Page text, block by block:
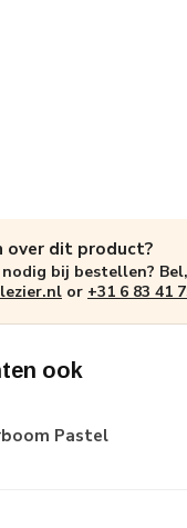
over dit product?
bij bestellen?
or +31 6 83 41
ook
Pastel